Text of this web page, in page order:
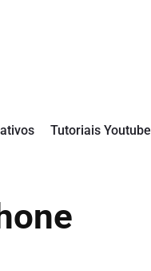
Tutoriais Youtube